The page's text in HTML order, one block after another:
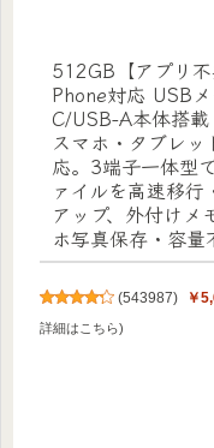
512GB【アプリ
Phone対応 USB
C/USB-A本体搭
スマホ・タブレ
応。3端子一体型
ァイルを高速移
アップ、外付けメ
ホ写真保存・容量
(543987) ￥
詳細はこちら)